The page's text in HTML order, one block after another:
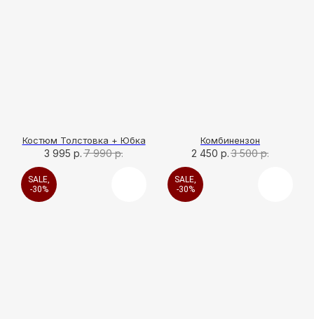
Костюм Толстовка + Юбка
3 995 р. 7 990 р.
Комбинензон
2 450 р. 3 500 р.
SALE,
-30%
SALE,
-30%